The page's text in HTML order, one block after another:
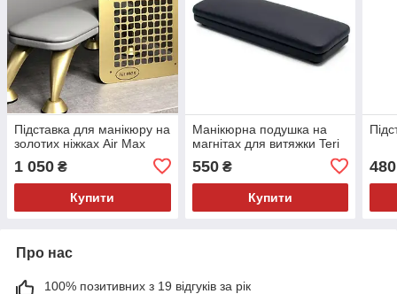
Підставка для манікюру на
золотих ніжках Air Max
1 050 ₴
Купити
Манікюрна подушка на
магнітах для витяжки Teri
550₴
Купити
480
Про нас
100% позитивних з 19 відгуків за рік